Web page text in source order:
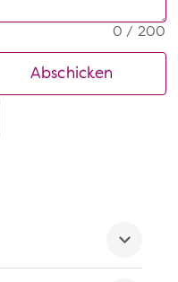
0 / 200
Abschicken